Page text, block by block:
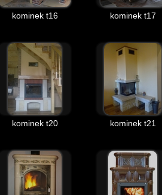
kominek t16 kominek t17
kominek t20 kominek t21